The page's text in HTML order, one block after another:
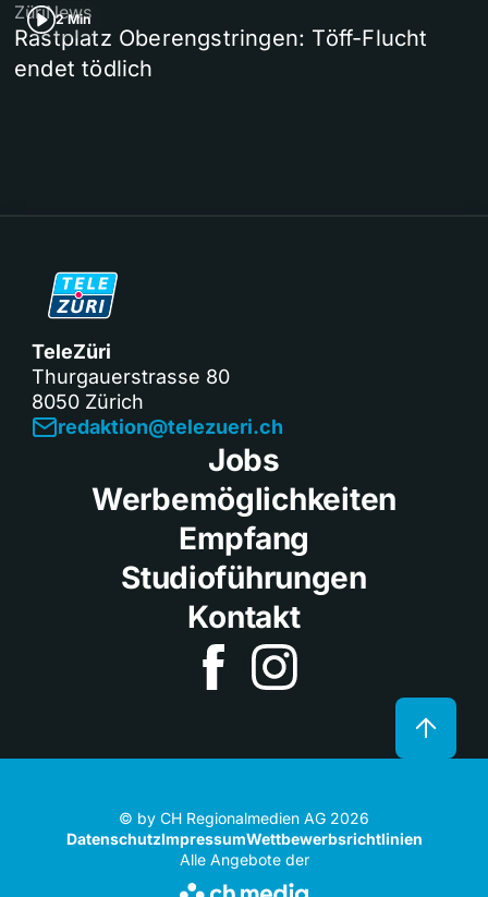
2 Min
ZüriNews
Rastplatz Oberengstringen: Töff-Flucht
endet tödlich
TeleZüri
Thurgauerstrasse 80
8050 Zürich
redaktion@telezueri.ch
Jobs
Werbemöglichkeiten
Empfang
Studioführungen
Kontakt
© by CH Regionalmedien AG 2026
DatenschutzImpressumWettbewerbsrichtlinien
Alle Angebote der